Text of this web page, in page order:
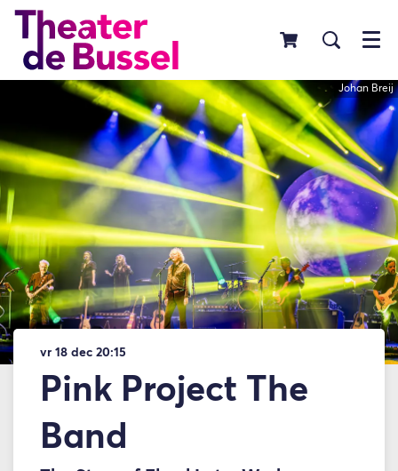
Menu
Johan Breij
Pink Project The
Band
vr 18 dec 20:15